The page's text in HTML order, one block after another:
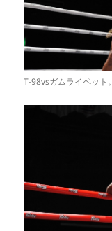
T-98vsガムライペット